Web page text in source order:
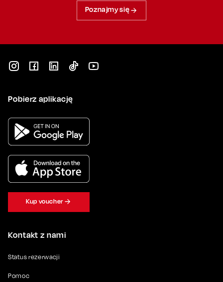
Poznajmy się
Kontakt z nami
Status rezerwacji
Pomoc
Pobierz aplikację
Kup voucher